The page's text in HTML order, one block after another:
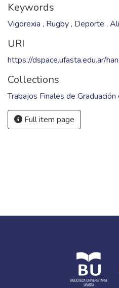
Keywords
Vigorexia , Rugby, Deporte ,
URI
https://dspace.ufasta.edu.ar/
Collections
Trabajos Finales de
Full item page